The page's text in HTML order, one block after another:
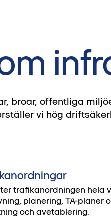
broar, offentliga
vi hög
trafikanordningen hela
planering, TA-planer
och avetablering.